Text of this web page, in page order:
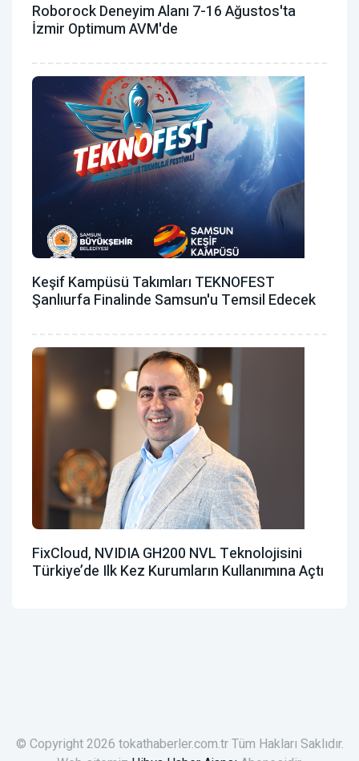
Roborock Deneyim Alanı 7-16 Ağustos'ta
İzmir Optimum AVM'de
Keşif Kampüsü Takımları TEKNOFEST
Şanlıurfa Finalinde Samsun'u Temsil Edecek
FixCloud, NVIDIA GH200 NVL Teknolojisini
Türkiye’de Ilk Kez Kurumların Kullanımına Açtı
© Copyright 2026 tokathaberler.com.tr Tüm Hakları Saklıdır.